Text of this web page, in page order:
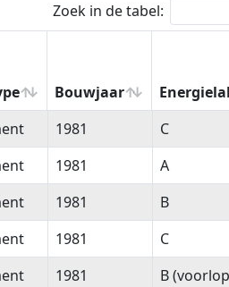
Zoek in de tabel:
Bouwjaar
Bouwjaar
1981 C
1981 A
1981 B
1981 C
1981 B